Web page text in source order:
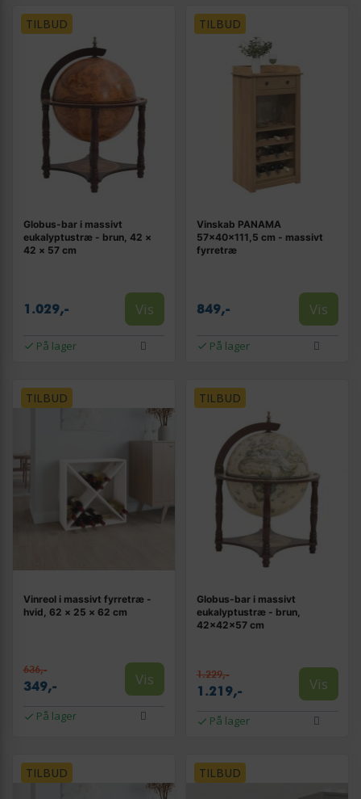
TILBUD
Globus-bar i massivt
eukalyptustræ - brun, 42 ×
42 × 57 cm
1.029,- Vis
På lager
TILBUD
Vinskab PANAMA
57×40×111,5 cm - massivt
fyrretræ
849,- Vis
På lager
TILBUD
Vinreol i massivt fyrretræ -
hvid, 62 × 25 × 62 cm
636,-
349,- Vis
På lager
TILBUD
Globus-bar i massivt
eukalyptustræ - brun,
42×42×57 cm
1.229,-
1.219,- Vis
På lager
TILBUD TILBUD